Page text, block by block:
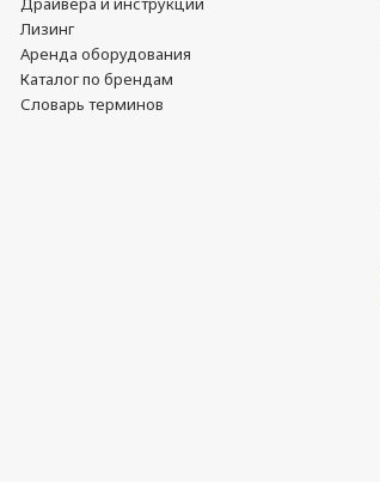
Лизинг
Аренда оборудования
Каталог по брендам
Словарь терминов